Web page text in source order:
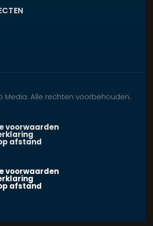
Media. Alle rechten voorbehouden.
voorwaarden
afstand
voorwaarden
afstand